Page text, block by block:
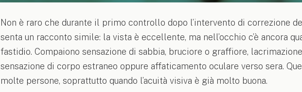
Non è raro che durante il primo controllo dopo l’intervento di correzione
senta un racconto simile: la vista è eccellente, ma nell’occhio c’è ancora
fastidio. Compaiono sensazione di sabbia, bruciore o graffiore,
sensazione di corpo estraneo oppure affaticamento oculare verso sera.
molte persone, soprattutto quando l’acuità visiva è già molto buona.